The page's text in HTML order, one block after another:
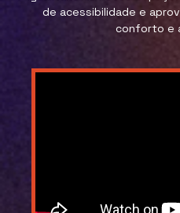
de acessibilidade e
conforto e